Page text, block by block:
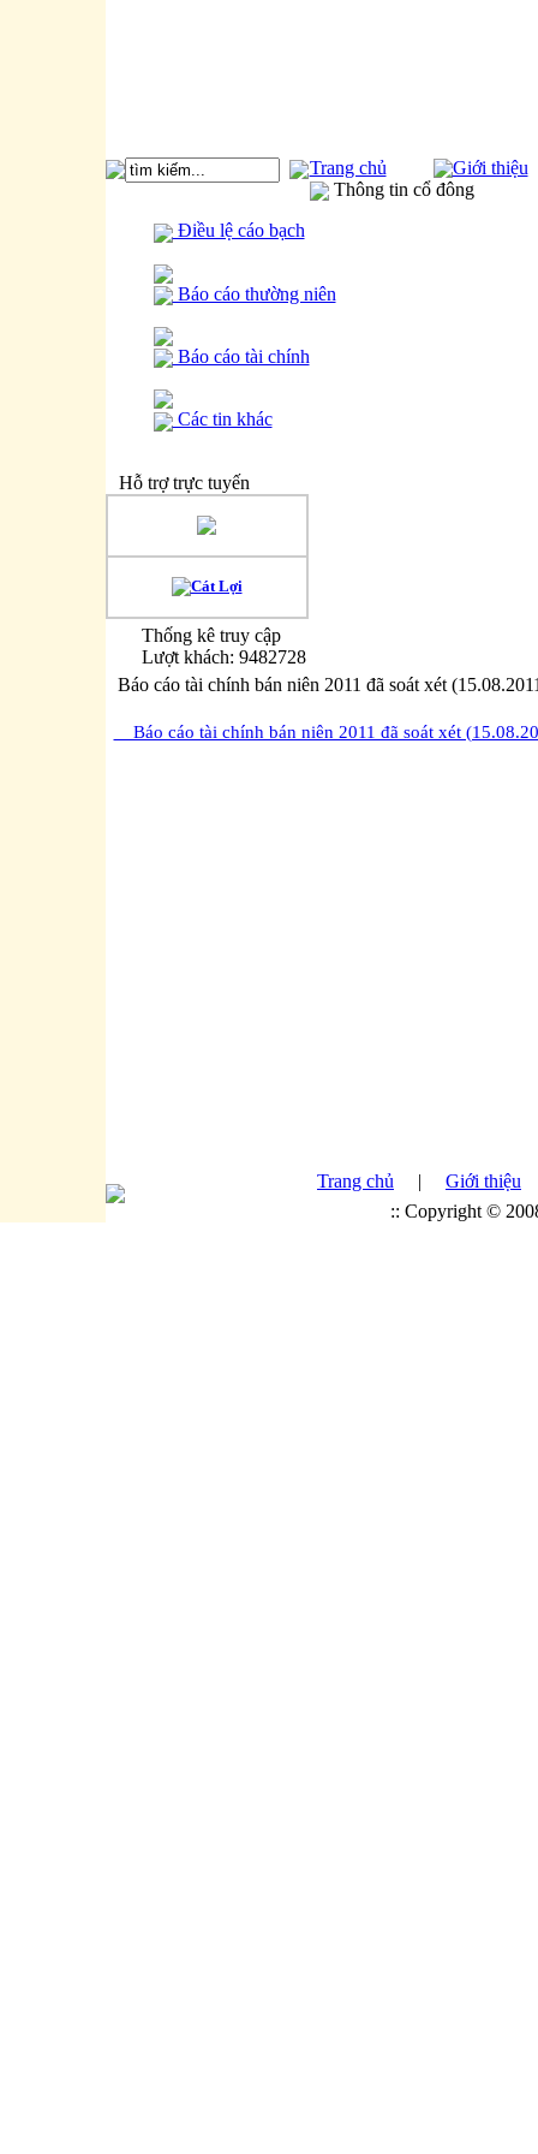
Trang chủ
Giới thiệu
Thông tin cổ đông
Điều lệ cáo bạch
Báo cáo thường niên
Báo cáo tài chính
Các tin khác
Hỗ trợ trực tuyến
Thống kê truy cập
Lượt khách: 9482728
Báo cáo tài chính bán niên 2011 đã soát xét
Báo cáo tài chính bán niên 2011 đã soát xét
Trang chủ | Giới thiệu
:: Copyright ©